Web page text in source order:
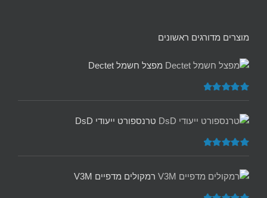
מוצרים מדורגים ראשונים
מפצל חשמל Dectet
דורג5.00
טרנספורט ייעודי DsD
דורג5.00
רמקולים מדפיים V3M